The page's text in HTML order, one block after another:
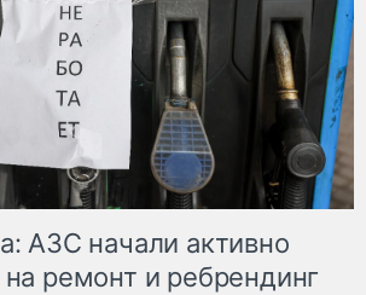
АЗС начали активно
на ремонт и ребрендинг